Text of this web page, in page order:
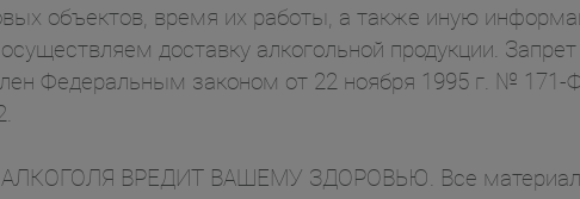
объектов, время их работы, а также иную
доставку алкогольной продукции.
Федеральным законом от 22 ноября 1995 г. №
ВРЕДИТ ВАШЕМУ ЗДОРОВЬЮ. Все